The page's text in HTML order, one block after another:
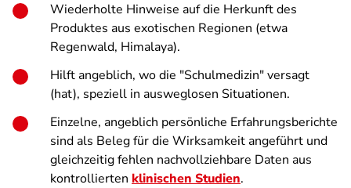
Wiederholte Hinweise auf die Herkunft des
Produktes aus exotischen Regionen (etwa
Regenwald, Himalaya).
Hilft angeblich, wo die "Schulmedizin" versagt
(hat), speziell in ausweglosen Situationen.
Einzelne, angeblich persönliche Erfahrungsberichte
sind als Beleg für die Wirksamkeit angeführt und
gleichzeitig fehlen nachvollziehbare Daten aus
kontrollierten klinischen Studien.